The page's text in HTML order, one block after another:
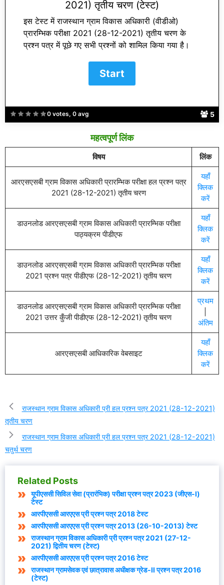
0 votes, 0 avg 5
2021) तृतीय चरण (टेस्ट)
इस टेस्ट में राजस्थान ग्राम विकास अधिकारी (वीडीओ)
प्रारम्भिक परीक्षा 2021 (28-12-2021) तृतीय चरण के
प्रश्न पत्र में पूछे गए सभी प्रश्नों को शामिल किया गया है।
महत्वपूर्ण लिंक
विषय लिंक
आरएसएसबी ग्राम विकास अधिकारी प्रारम्भिक परीक्षा हल प्रश्न पत्र
2021 (28-12-2021) तृतीय चरण
यहाँ
क्लिक
करें
डाउनलोड आरएसएसबी ग्राम विकास अधिकारी प्रारम्भिक परीक्षा
पाठ्यक्रम पीडीएफ
यहाँ
क्लिक
करें
डाउनलोड आरएसएसबी ग्राम विकास अधिकारी प्रारम्भिक परीक्षा
2021 प्रश्न पत्र पीडीएफ (28-12-2021) तृतीय चरण
यहाँ
क्लिक
करें
डाउनलोड आरएसएसबी ग्राम विकास अधिकारी प्रारम्भिक परीक्षा
2021 उत्तर कुँजी पीडीएफ (28-12-2021) तृतीय चरण
प्रथम
अंतिम
आरएसएसबी आधिकारिक वेबसाइट
यहाँ
क्लिक
करें
राजस्थान ग्राम विकास अधिकारी प्री हल प्रश्न पत्र 2021 (28-12-2021)
तृतीय चरण
राजस्थान ग्राम विकास अधिकारी प्री हल प्रश्न पत्र 2021 (28-12-2021)
चतुर्थ चरण
Related Posts
यूपीएससी सिविल सेवा (प्रारंभिक) परीक्षा प्रश्न पत्र 2023 (जीएस-I)
टेस्ट
आरपीएससी आरएएस प्री प्रश्न पत्र 2018 टेस्ट
आरपीएससी आरएएस प्री प्रश्न पत्र 2013 (26-10-2013) टेस्ट
राजस्थान ग्राम विकास अधिकारी प्री प्रश्न पत्र 2021 (27-12-
2021) द्वितीय चरण (टेस्ट)
आरपीएससी आरएएस प्री प्रश्न पत्र 2016 टेस्ट
राजस्थान ग्रामसेवक एवं छात्रावास अधीक्षक ग्रेड-II प्रश्न पत्र 2016
(टेस्ट)